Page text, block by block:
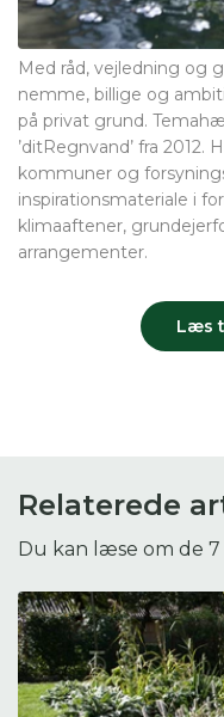
Med råd, vejledning og
nemme, billige og
på privat grund.
’ditRegnvand’ fra
kommuner og
inspirationsmateriale i
klimaaftener,
arrangementer.
Læs
Relaterede
Du kan læse om de